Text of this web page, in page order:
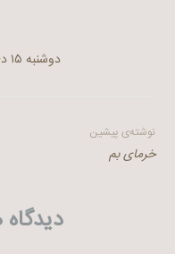
دوشنبه ۱۵ دی ۱۳۸۲
راهبری
نوشته
نوشته‌ی پیشین
خرمای بم